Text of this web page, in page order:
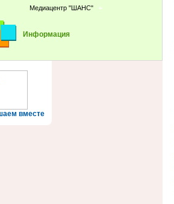
Медиацентр "ШАНС"
Информация
вместе